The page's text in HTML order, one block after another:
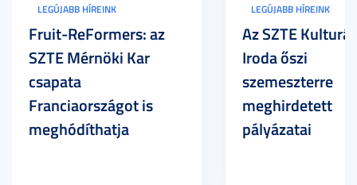
LEGÚJABB HÍREINK
Fruit-ReFormers: az
SZTE Mérnöki Kar
csapata
Franciaországot is
meghódíthatja
LEGÚJABB HÍREINK
Az SZTE
Iroda őszi
szemeszterre
meghirdetett
pályázatai